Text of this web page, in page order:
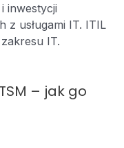
inwestycji
z usługami IT. ITIL
IT.
– jak go